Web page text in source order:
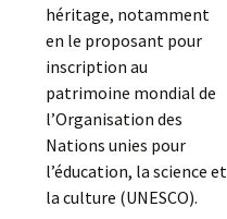
héritage, notamment
en le proposant pour
inscription au
patrimoine mondial de
l’Organisation des
Nations unies pour
l’éducation, la science et
la culture (UNESCO).